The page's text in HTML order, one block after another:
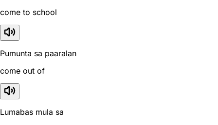
come to school
Pumunta sa paaralan
come out of
Lumabas mula sa